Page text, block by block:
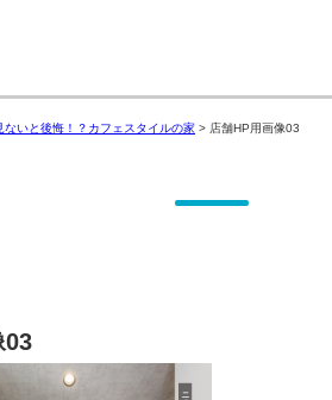
ないと後悔！？カフェスタイルの家 > 店舗HP用画像03
03